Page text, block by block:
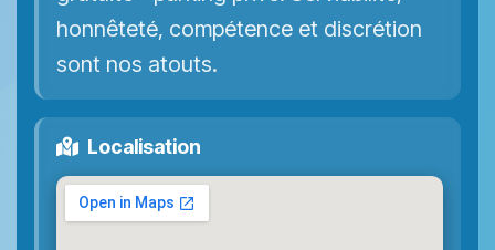
honnêteté, compétence et discrétion
sont nos atouts.
Localisation